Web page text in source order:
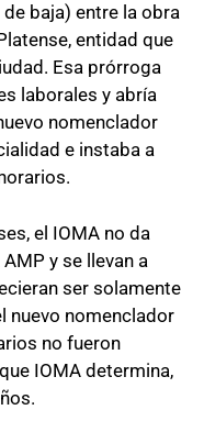
baja) entre la obra
entidad que
Esa prórroga
laborales y abría
nomenclador
e instaba a
el IOMA no da
y se llevan a
ser solamente
nuevo nomenclador
no fueron
IOMA determina,